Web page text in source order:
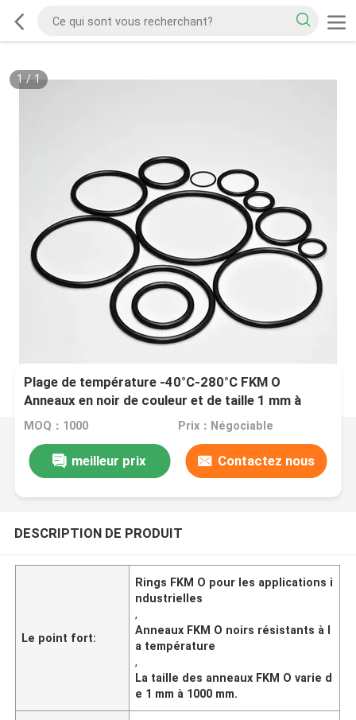
1 / 1
Plage de température -40°C-280°C FKM O
Anneaux en noir de couleur et de taille 1 mm à
1000 mm pour les applications industrielles
MOQ：1000 Prix：Négociable
meilleur prix Contactez nous
DESCRIPTION DE PRODUIT
Le point fort:
Rings FKM O pour les applications i
ndustrielles
,
Anneaux FKM O noirs résistants à l
a température
,
La taille des anneaux FKM O varie d
e 1 mm à 1000 mm.